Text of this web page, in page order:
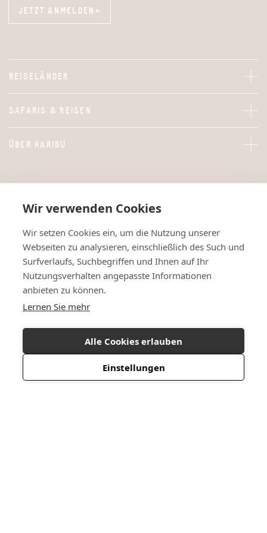
Wir verwenden Cookies
Wir setzen Cookies ein, um die Nutzung unserer
Webseiten zu analysieren, einschließlich des Such und
Surfverlaufs, Suchbegriffen und Ihnen auf Ihr
Nutzungsverhalten angepasste Informationen
anbieten zu können.
Lernen Sie mehr
Alle Cookies erlauben
Einstellungen
JETZT ANMELDEN
JETZT ANMELDEN
REISELÄNDER
SAFARIS & REISEN
ÜBER KARIBU